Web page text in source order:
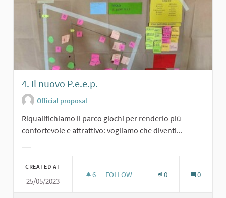
4. Il nuovo P.e.e.p.
Official proposal
Riqualifichiamo il parco giochi per renderlo più
confortevole e attrattivo: vogliamo che diventi...
CREATED AT
25/05/2023
6 6 FOLLOWERS
FOLLOW 0 0